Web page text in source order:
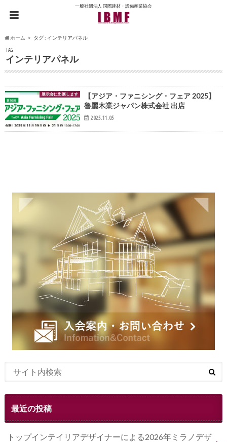
一般社団法人 国際建材・設備産業協会
ホーム タグ : インテリアパネル
TAG
インテリアパネル
展示会に出展します
【アジア・ファニシング・フェア 2025】
魯麗木業ジャパン株式会社 出店
2025.11.05
最近の投稿
トップインテイリアデザイナーによる2026年ミラノデザ